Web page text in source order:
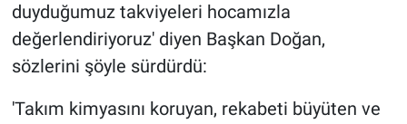
duyduğumuz takviyeleri hocamızla
değerlendiriyoruz' diyen Başkan Doğan,
sözlerini şöyle sürdürdü:
'Takım kimyasını koruyan, rekabeti büyüten ve